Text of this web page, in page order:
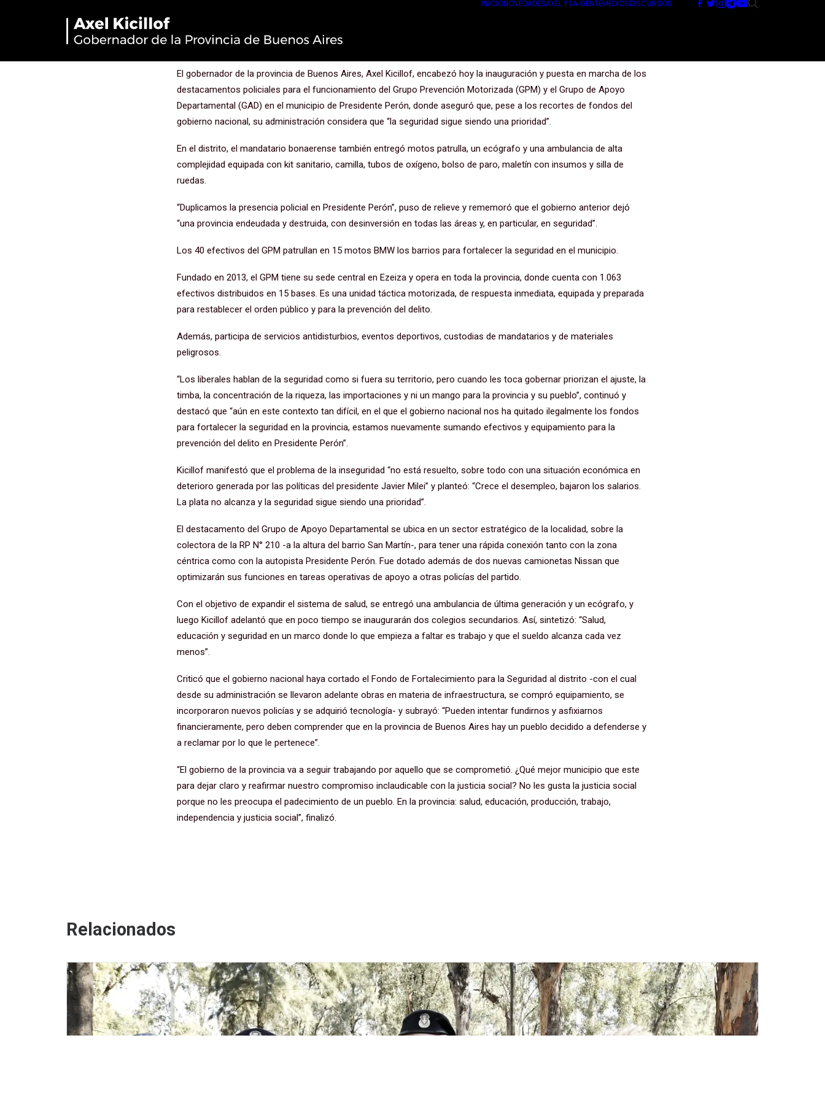
INICIONOVEDADESAXEL Y LA GENTEMEDIOSDISCURSOS
“La seguridad sigue siendo una prioridad”
El gobernador de la provincia de Buenos Aires, Axel Kicillof, encabezó hoy la inauguración y puesta en marcha de los
destacamentos policiales para el funcionamiento del Grupo Prevención Motorizada (GPM) y el Grupo de Apoyo
Departamental (GAD) en el municipio de Presidente Perón, donde aseguró que, pese a los recortes de fondos del
gobierno nacional, su administración considera que “la seguridad sigue siendo una prioridad”.
En el distrito, el mandatario bonaerense también entregó motos patrulla, un ecógrafo y una ambulancia de alta
complejidad equipada con kit sanitario, camilla, tubos de oxígeno, bolso de paro, maletín con insumos y silla de
ruedas.
“Duplicamos la presencia policial en Presidente Perón”, puso de relieve y rememoró que el gobierno anterior dejó
“una provincia endeudada y destruida, con desinversión en todas las áreas y, en particular, en seguridad”.
Los 40 efectivos del GPM patrullan en 15 motos BMW los barrios para fortalecer la seguridad en el municipio.
Fundado en 2013, el GPM tiene su sede central en Ezeiza y opera en toda la provincia, donde cuenta con 1.063
efectivos distribuidos en 15 bases. Es una unidad táctica motorizada, de respuesta inmediata, equipada y preparada
para restablecer el orden público y para la prevención del delito.
Además, participa de servicios antidisturbios, eventos deportivos, custodias de mandatarios y de materiales
peligrosos.
“Los liberales hablan de la seguridad como si fuera su territorio, pero cuando les toca gobernar priorizan el ajuste, la
timba, la concentración de la riqueza, las importaciones y ni un mango para la provincia y su pueblo”, continuó y
destacó que “aún en este contexto tan difícil, en el que el gobierno nacional nos ha quitado ilegalmente los fondos
para fortalecer la seguridad en la provincia, estamos nuevamente sumando efectivos y equipamiento para la
prevención del delito en Presidente Perón”.
Kicillof manifestó que el problema de la inseguridad “no está resuelto, sobre todo con una situación económica en
deterioro generada por las políticas del presidente Javier Milei” y planteó: “Crece el desempleo, bajaron los salarios.
La plata no alcanza y la seguridad sigue siendo una prioridad”.
El destacamento del Grupo de Apoyo Departamental se ubica en un sector estratégico de la localidad, sobre la
colectora de la RP N° 210 -a la altura del barrio San Martín-, para tener una rápida conexión tanto con la zona
céntrica como con la autopista Presidente Perón. Fue dotado además de dos nuevas camionetas Nissan que
optimizarán sus funciones en tareas operativas de apoyo a otras policías del partido.
Con el objetivo de expandir el sistema de salud, se entregó una ambulancia de última generación y un ecógrafo, y
luego Kicillof adelantó que en poco tiempo se inaugurarán dos colegios secundarios. Así, sintetizó: “Salud,
educación y seguridad en un marco donde lo que empieza a faltar es trabajo y que el sueldo alcanza cada vez
menos”.
Criticó que el gobierno nacional haya cortado el Fondo de Fortalecimiento para la Seguridad al distrito -con el cual
desde su administración se llevaron adelante obras en materia de infraestructura, se compró equipamiento, se
incorporaron nuevos policías y se adquirió tecnología- y subrayó: “Pueden intentar fundirnos y asfixiarnos
financieramente, pero deben comprender que en la provincia de Buenos Aires hay un pueblo decidido a defenderse y
a reclamar por lo que le pertenece”.
“El gobierno de la provincia va a seguir trabajando por aquello que se comprometió. ¿Qué mejor municipio que este
para dejar claro y reafirmar nuestro compromiso inclaudicable con la justicia social? No les gusta la justicia social
porque no les preocupa el padecimiento de un pueblo. En la provincia: salud, educación, producción, trabajo,
independencia y justicia social”, finalizó.
Relacionados